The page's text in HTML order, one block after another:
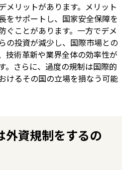
メリットがあります。メリット
をサポートし、国家安全保障を
ぐことがあります。一方でデメ
の投資が減少し、国際市場との
技術革新や業界全体の効率性が
。さらに、過度の規制は国際的
けるその国の立場を損なう可能
外資規制をするの